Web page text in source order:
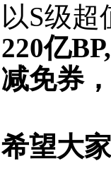
以S级超
220亿BP
减免券，
希望大